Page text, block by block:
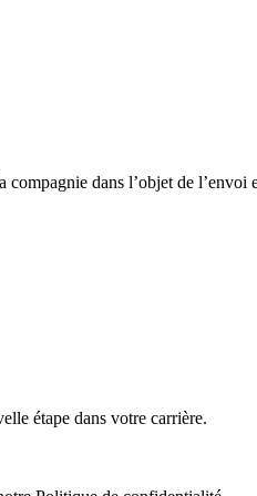
dans l’objet de
étape dans votre carrière.